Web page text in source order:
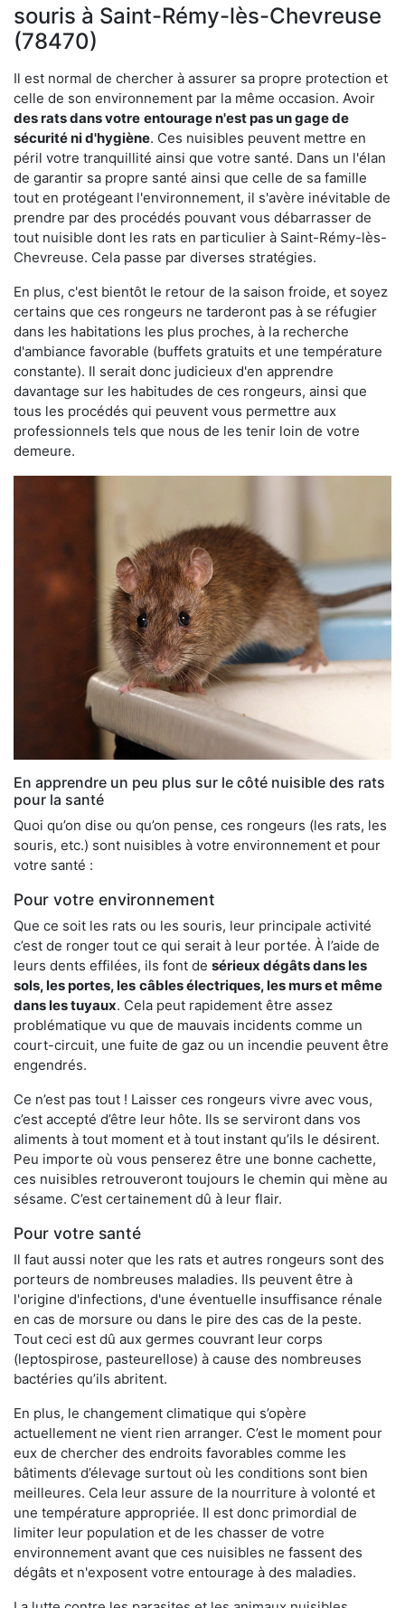
souris à Saint-Rémy-lès-Chevreuse
(78470)
Il est normal de chercher à assurer sa propre protection et
celle de son environnement par la même occasion. Avoir
des rats dans votre entourage n'est pas un gage de
sécurité ni d'hygiène. Ces nuisibles peuvent mettre en
péril votre tranquillité ainsi que votre santé. Dans un l'élan
de garantir sa propre santé ainsi que celle de sa famille
tout en protégeant l'environnement, il s'avère inévitable de
prendre par des procédés pouvant vous débarrasser de
tout nuisible dont les rats en particulier à Saint-Rémy-lès-
Chevreuse. Cela passe par diverses stratégies.
En plus, c'est bientôt le retour de la saison froide, et soyez
certains que ces rongeurs ne tarderont pas à se réfugier
dans les habitations les plus proches, à la recherche
d'ambiance favorable (buffets gratuits et une température
constante). Il serait donc judicieux d'en apprendre
davantage sur les habitudes de ces rongeurs, ainsi que
tous les procédés qui peuvent vous permettre aux
professionnels tels que nous de les tenir loin de votre
demeure.
En apprendre un peu plus sur le côté nuisible des rats
pour la santé
Quoi qu’on dise ou qu’on pense, ces rongeurs (les rats, les
souris, etc.) sont nuisibles à votre environnement et pour
votre santé :
Pour votre environnement
Que ce soit les rats ou les souris, leur principale activité
c’est de ronger tout ce qui serait à leur portée. À l’aide de
leurs dents effilées, ils font de sérieux dégâts dans les
sols, les portes, les câbles électriques, les murs et même
dans les tuyaux. Cela peut rapidement être assez
problématique vu que de mauvais incidents comme un
court-circuit, une fuite de gaz ou un incendie peuvent être
engendrés.
Ce n’est pas tout ! Laisser ces rongeurs vivre avec vous,
c’est accepté d’être leur hôte. Ils se serviront dans vos
aliments à tout moment et à tout instant qu’ils le désirent.
Peu importe où vous penserez être une bonne cachette,
ces nuisibles retrouveront toujours le chemin qui mène au
sésame. C’est certainement dû à leur flair.
Pour votre santé
Il faut aussi noter que les rats et autres rongeurs sont des
porteurs de nombreuses maladies. Ils peuvent être à
l'origine d'infections, d'une éventuelle insuffisance rénale
en cas de morsure ou dans le pire des cas de la peste.
Tout ceci est dû aux germes couvrant leur corps
(leptospirose, pasteurellose) à cause des nombreuses
bactéries qu’ils abritent.
En plus, le changement climatique qui s’opère
actuellement ne vient rien arranger. C’est le moment pour
eux de chercher des endroits favorables comme les
bâtiments d’élevage surtout où les conditions sont bien
meilleures. Cela leur assure de la nourriture à volonté et
une température appropriée. Il est donc primordial de
limiter leur population et de les chasser de votre
environnement avant que ces nuisibles ne fassent des
dégâts et n'exposent votre entourage à des maladies.